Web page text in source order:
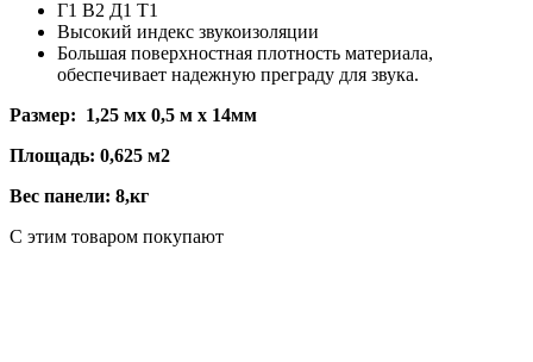
Г1 В2 Д1 Т1
Высокий индекс звукоизоляции
Большая поверхностная плотность материала,
обеспечивает надежную преграду для звука.
Размер: 1,25 мх 0,5 м х 14мм
Площадь: 0,625 м2
Вес панели: 8,кг
C этим товаром покупают